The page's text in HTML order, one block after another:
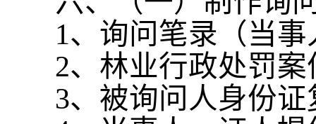
1、询问笔录（当
2、林业行政处罚
3、被询问人身份